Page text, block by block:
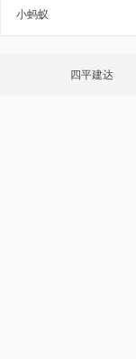
小蚂蚁
四平建达